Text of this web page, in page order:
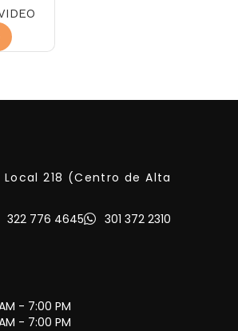
218 (Centro de Alta
322 776 4645 301 372 2310
- 7:00 PM
- 7:00 PM